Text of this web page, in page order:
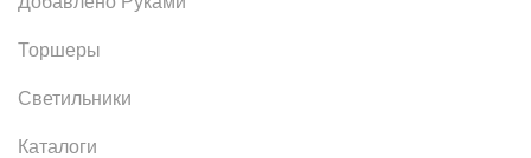
Торшеры
Светильники
Каталоги